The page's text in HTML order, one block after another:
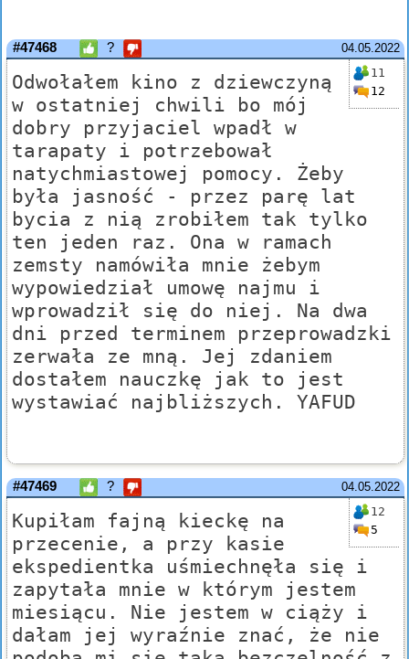
04.05.2022
#47468 ?
11
12
Odwołałem kino z dziewczyną
w ostatniej chwili bo mój
dobry przyjaciel wpadł w
tarapaty i potrzebował
natychmiastowej pomocy. Żeby
była jasność - przez parę lat
bycia z nią zrobiłem tak tylko
ten jeden raz. Ona w ramach
zemsty namówiła mnie żebym
wypowiedział umowę najmu i
wprowadził się do niej. Na dwa
dni przed terminem przeprowadzki
zerwała ze mną. Jej zdaniem
dostałem nauczkę jak to jest
wystawiać najbliższych. YAFUD
04.05.2022
#47469 ?
12
5
Kupiłam fajną kieckę na
przecenie, a przy kasie
ekspedientka uśmiechnęła się i
zapytała mnie w którym jestem
miesiącu. Nie jestem w ciąży i
dałam jej wyraźnie znać, że nie